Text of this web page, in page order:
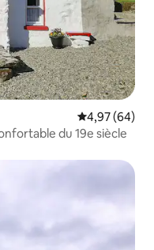
Évaluation
4,97 (64)
du 19e siècle